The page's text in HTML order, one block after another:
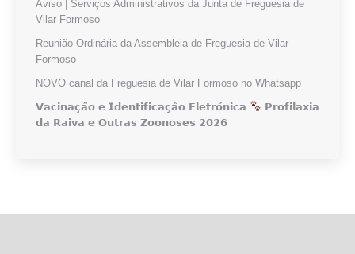
Aviso | Serviços Administrativos da Junta de Freguesia de
Vilar Formoso
Reunião Ordinária da Assembleia de Freguesia de Vilar
Formoso
NOVO canal da Freguesia de Vilar Formoso no Whatsapp
𝗩𝗮𝗰𝗶𝗻𝗮𝗰̧𝗮̃𝗼 𝗲 𝗜𝗱𝗲𝗻𝘁𝗶𝗳𝗶𝗰𝗮𝗰̧𝗮̃𝗼 𝗘𝗹𝗲𝘁𝗿𝗼́𝗻𝗶𝗰𝗮
𝗣𝗿𝗼𝗳𝗶𝗹𝗮𝘅𝗶𝗮
𝗱𝗮 𝗥𝗮𝗶𝘃𝗮 𝗲 𝗢𝘂𝘁𝗿𝗮𝘀 𝗭𝗼𝗼𝗻𝗼𝘀𝗲𝘀 𝟮𝟬𝟮𝟲